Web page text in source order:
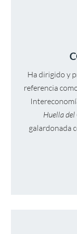
Ha dirigido y
referencia
Huella del
galardonada